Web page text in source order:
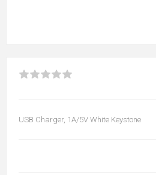
USB Charger, 1A/5V White Keystone